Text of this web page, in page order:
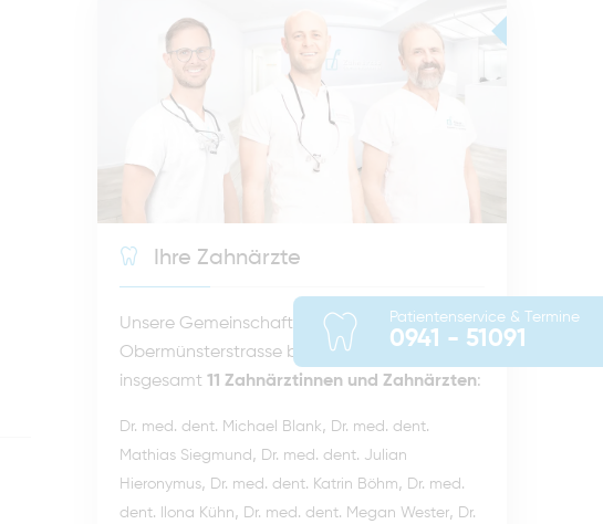
Ihre Zahnärzte
Unsere Gemeinschaftspraxis in der
Obermünsterstrasse besteht aus
insgesamt 11 Zahnärztinnen und Zahnärzten:
Dr. med. dent. Michael Blank, Dr. med. dent.
Mathias Siegmund , Dr. med. dent. Julian
Hieronymus, Dr. med. dent. Katrin Böhm, Dr. med.
dent. Ilona Kühn, Dr. med. dent. Megan Wester, Dr.
Patientenservice & Termine
0941 - 51091